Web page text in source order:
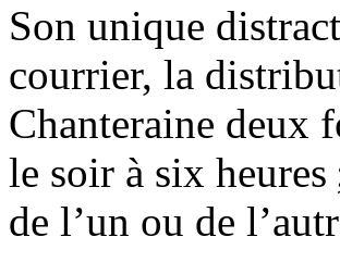
Son unique
courrier, la
Chanteraine deux
le soir à six
de l’un ou de